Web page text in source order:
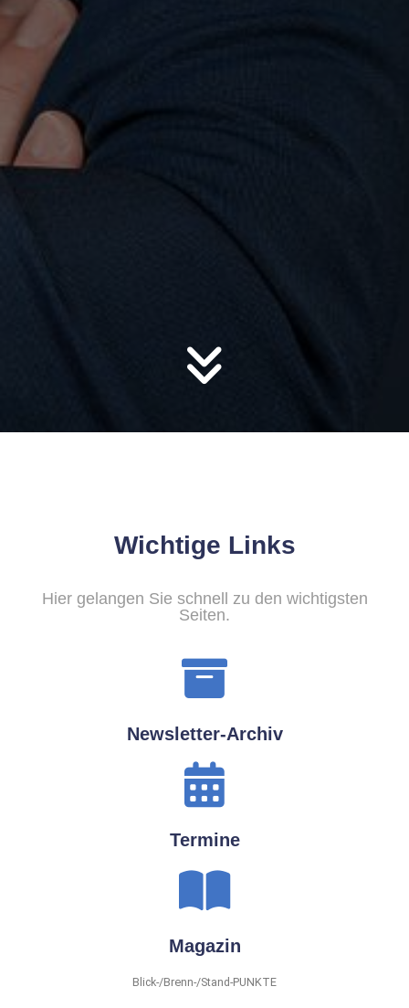
Wichtige Links
Hier gelangen Sie schnell zu den wichtigsten
Seiten.
Newsletter-Archiv
Termine
Magazin
Blick-/Brenn-/Stand-PUNKTE